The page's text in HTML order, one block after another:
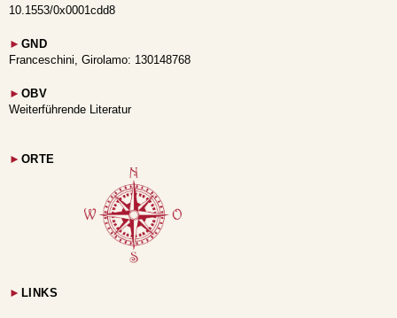
10.1553/0x0001cdd8
► GND
Franceschini, Girolamo: 130148768
► OBV
Weiterführende Literatur
► ORTE
► LINKS